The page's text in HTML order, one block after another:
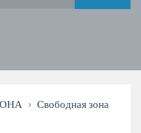
› Свободная зона